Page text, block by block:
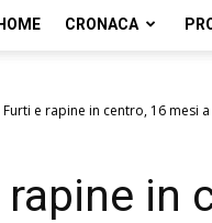
HOME CRONACA
Furti e rapine in centro, 16 mesi
in